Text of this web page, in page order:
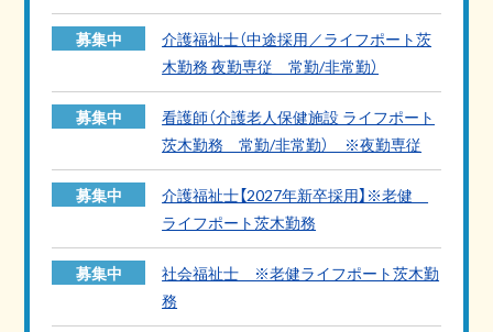
募集中
介護福祉士（中途採用／ライフポート茨
木勤務 夜勤専従 常勤/非常勤）
募集中
看護師（介護老人保健施設 ライフポート
茨木勤務 常勤/非常勤） ※夜勤専従
募集中
介護福祉士【2027年新卒採用】※老健
ライフポート茨木勤務
募集中
社会福祉士 ※老健ライフポート茨木勤
務